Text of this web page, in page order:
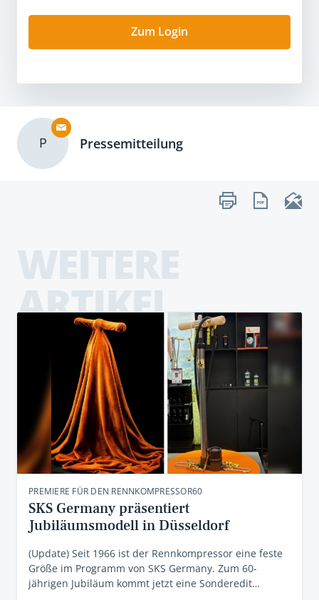
Zum Login
P Pressemitteilung
ARTIKEL
PREMIERE FÜR DEN RENNKOMPRESSOR60
SKS Germany präsentiert
Jubiläumsmodell in Düsseldorf
(Update) Seit 1966 ist der Rennkompressor eine feste
Größe im Programm von SKS Germany. Zum 60-
jährigen Jubiläum kommt jetzt eine Sonderedit…